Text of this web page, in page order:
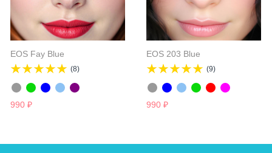
EOS Fay Blue
(8)
990 ₽
EOS 203 Blue
(9)
990 ₽